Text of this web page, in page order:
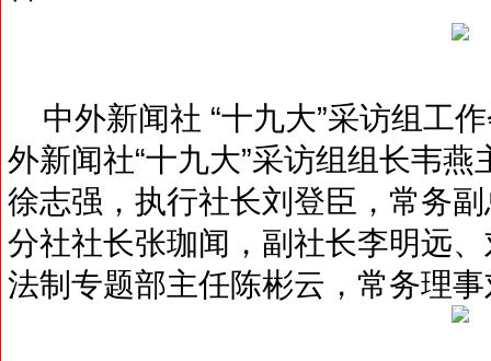
中外新闻社 “十九大”采访组工
外新闻社“十九大”采访组组长韦
徐志强，执行社长刘登臣，常务
分社社长张珈闻，副社长李明远
法制专题部主任陈彬云，常务理